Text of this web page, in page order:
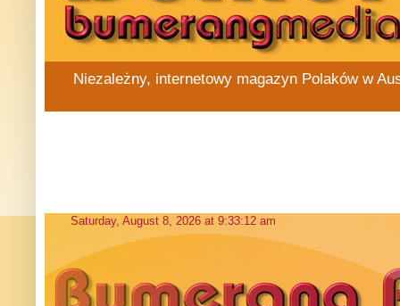
Niezależny, internetowy magazyn Polaków w